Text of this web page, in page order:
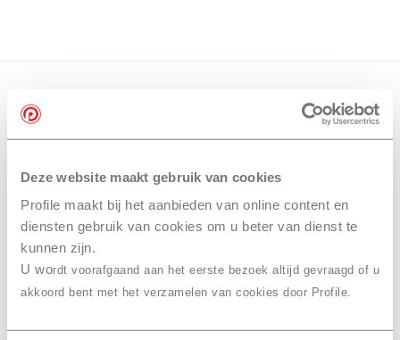
Deze website maakt gebruik van cookies
Profile maakt bij het aanbieden van online content en
diensten gebruik van cookies om u beter van dienst te
kunnen zijn.
U wordt voorafgaand aan het eerste bezoek altijd gevraagd of u
akkoord bent met het verzamelen van cookies door Profile.